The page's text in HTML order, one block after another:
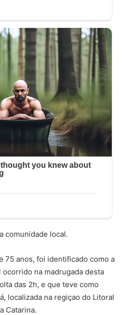
comunidade local.
75 anos, foi identificado como a
na madrugada desta
das 2h, e que teve como
localizada na regiçao do Litoral
Catarina.